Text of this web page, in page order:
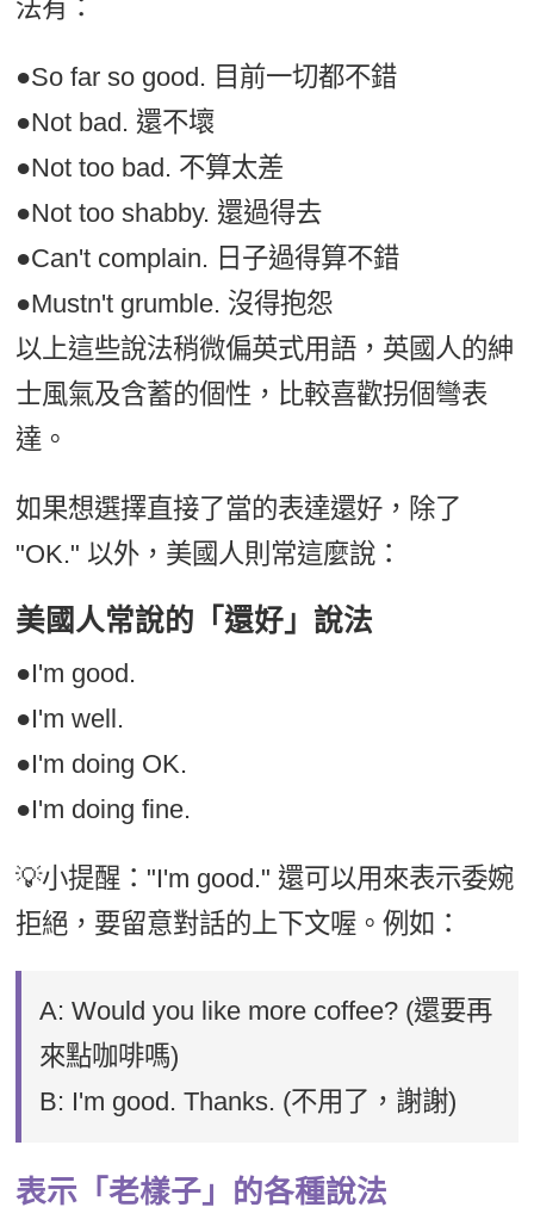
法有：
●So far so good. 目前一切都不錯
●Not bad. 還不壞
●Not too bad. 不算太差
●Not too shabby. 還過得去
●Can't complain. 日子過得算不錯
●Mustn't grumble. 沒得抱怨
以上這些說法稍微偏英式用語，英國人的紳
士風氣及含蓄的個性，比較喜歡拐個彎表
達。
如果想選擇直接了當的表達還好，除了
"OK." 以外，美國人則常這麼說：
美國人常說的「還好」說法
●I'm good.
●I'm well.
●I'm doing OK.
●I'm doing fine.
💡小提醒："I'm good." 還可以用來表示委婉
拒絕，要留意對話的上下文喔。例如：
A: Would you like more coffee? (還要再
來點咖啡嗎)
B: I'm good. Thanks. (不用了，謝謝)
表示「老樣子」的各種說法